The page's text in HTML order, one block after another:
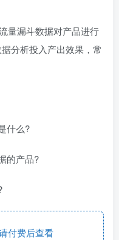
量漏斗数据对产品进行
分析投入产出效果，常
什么?
的产品?
付费后查看